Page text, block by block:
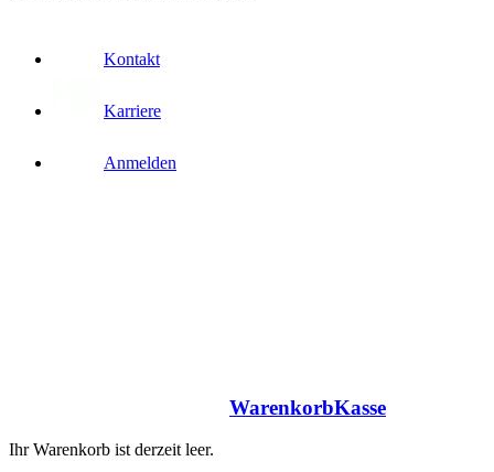
Kontakt
Karriere
Anmelden
WarenkorbKasse
Ihr Warenkorb ist derzeit leer.